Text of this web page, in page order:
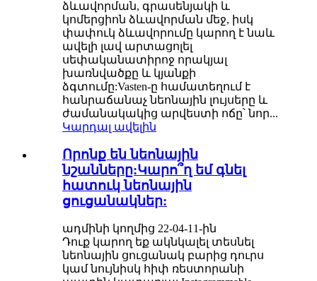
ձևավորման, գրասենյակի և
կոմերցիոն ձևավորման մեջ, իսկ
փափուկ ձևավորումը կարող է նաև
ավելի լավ արտացոլել
սեփականատիրոջ որակյալ
խառնվածքը և կյանքի
ձգտումը:Vasten-ը համատեղում է
հանրաճանաչ նեոնային լույսերը և
ժամանակակից արվեստի ոճը՝ նոր...
Կարդալ ավելին
Որոնք են նեոնային
նշանները:Կարո՞ղ եմ գնել
հատուկ նեոնային
ցուցանակներ:
ադմինի կողմից 22-04-11-ին
Դուք կարող եք ակնկալել տեսնել
նեոնային ցուցանակ բարից դուրս
կամ նույնիսկ հիփ ռեստորանի